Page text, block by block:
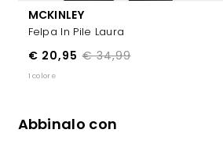
MCKINLEY
Felpa In Pile Laura
€ 34,99
€ 20,95
1 colore
Abbinalo con